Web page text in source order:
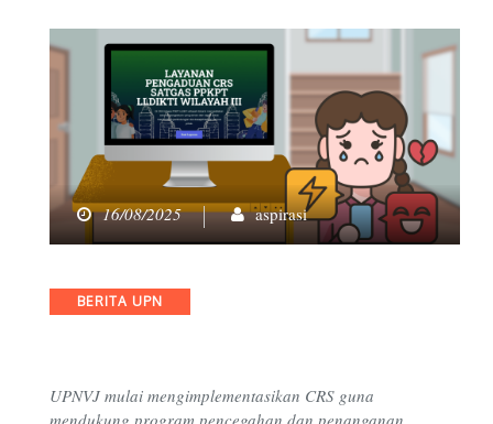
16/08/2025 aspirasi
Categories
BERITA UPN
UPNVJ mulai mengimplementasikan CRS guna